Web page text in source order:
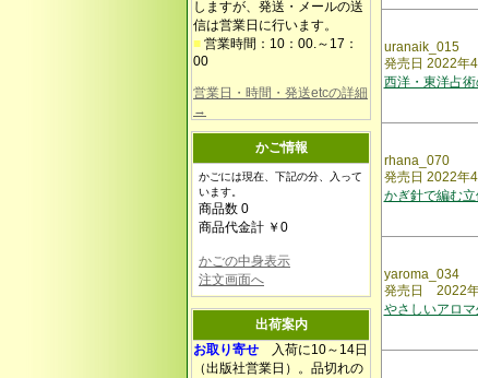
しますが、発送・メールの送
信は営業日に行います。
■ 営業時間：10：00.～17：
00
営業日・時間・発送etcの詳細
→
かご情報
かごには現在、下記の分、入って
います。
商品数 0
商品代金計 ￥0
かごの中身表示
注文画面へ
出荷案内
お取り寄せ 入荷に10～14日
（出版社営業日）。品切れの
uranaik_015
発売日 2022年
西洋・東洋占
rhana_070
発売日 2022年
かぎ針で編む
yaroma_034
発売日 2022
やさしいアロ